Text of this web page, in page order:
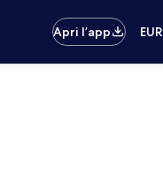
Apri l’app EUR